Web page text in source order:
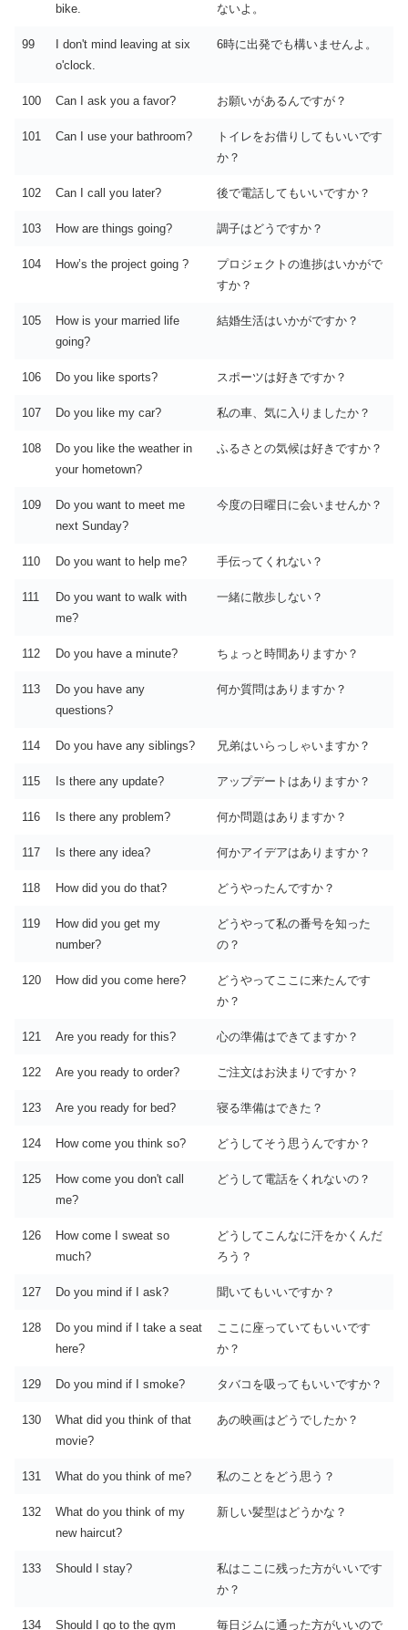
bike.
ないよ。
99
I don't mind leaving at six
o'clock.
6時に出発でも構いませんよ。
100 Can I ask you a favor? お願いがあるんですが？
101 Can I use your bathroom?
トイレをお借りしてもいいです
か？
102 Can I call you later? 後で電話してもいいですか？
103 How are things going? 調子はどうですか？
104 How’s the project going ?
プロジェクトの進捗はいかがで
すか？
105
How is your married life
going?
結婚生活はいかがですか？
106 Do you like sports? スポーツは好きですか？
107 Do you like my car? 私の車、気に入りましたか？
108
Do you like the weather in
your hometown?
ふるさとの気候は好きですか？
109
Do you want to meet me
next Sunday?
今度の日曜日に会いませんか？
110 Do you want to help me? 手伝ってくれない？
111
Do you want to walk with
me?
一緒に散歩しない？
112 Do you have a minute? ちょっと時間ありますか？
113
Do you have any
questions?
何か質問はありますか？
114 Do you have any siblings? 兄弟はいらっしゃいますか？
115 Is there any update? アップデートはありますか？
116 Is there any problem? 何か問題はありますか？
117 Is there any idea? 何かアイデアはありますか？
118 How did you do that? どうやったんですか？
119
How did you get my
number?
どうやって私の番号を知った
の？
120 How did you come here?
どうやってここに来たんです
か？
121 Are you ready for this? 心の準備はできてますか？
122 Are you ready to order? ご注文はお決まりですか？
123 Are you ready for bed? 寝る準備はできた？
124 How come you think so? どうしてそう思うんですか？
125
How come you don't call
me?
どうして電話をくれないの？
126
How come I sweat so
much?
どうしてこんなに汗をかくんだ
ろう？
127 Do you mind if I ask? 聞いてもいいですか？
128
Do you mind if I take a seat
here?
ここに座っていてもいいです
か？
129 Do you mind if I smoke? タバコを吸ってもいいですか？
130
What did you think of that
movie?
あの映画はどうでしたか？
131 What do you think of me? 私のことをどう思う？
132
What do you think of my
new haircut?
新しい髪型はどうかな？
133 Should I stay?
私はここに残った方がいいです
か？
134 Should I go to the gym 毎日ジムに通った方がいいので